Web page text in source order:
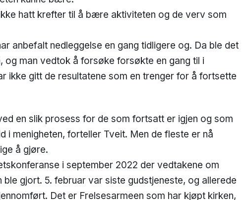
hatt krefter til å bære aktiviteten og de verv som
anbefalt nedleggelse en gang tidligere og. Da ble det
og man vedtok å forsøke forsøkte en gang til i
ikke gitt de resultatene som en trenger for å fortsette
en slik prosess for de som fortsatt er igjen og som
i menigheten, forteller Tveit. Men de fleste er nå
å gjøre.
i september 2022 der vedtakene om
gjort. 5. februar var siste gudstjeneste, og allerede
Det er Frelsesarmeen som har kjøpt kirken,